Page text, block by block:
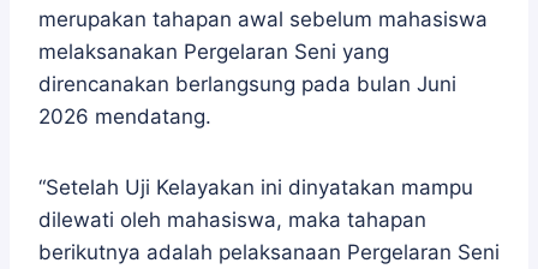
merupakan tahapan awal sebelum mahasiswa
melaksanakan Pergelaran Seni yang
direncanakan berlangsung pada bulan Juni
2026 mendatang.
“Setelah Uji Kelayakan ini dinyatakan mampu
dilewati oleh mahasiswa, maka tahapan
berikutnya adalah pelaksanaan Pergelaran Seni